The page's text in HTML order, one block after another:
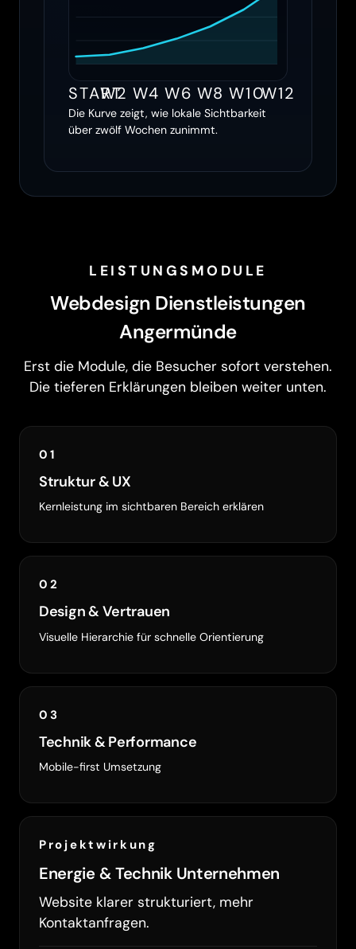
START
W2 W4 W6 W8 W10W12
Die Kurve zeigt, wie lokale Sichtbarkeit
über zwölf Wochen zunimmt.
LEISTUNGSMODULE
Webdesign Dienstleistungen
Angermünde
Erst die Module, die Besucher sofort verstehen.
Die tieferen Erklärungen bleiben weiter unten.
01
Struktur & UX
Kernleistung im sichtbaren Bereich erklären
02
Design & Vertrauen
Visuelle Hierarchie für schnelle Orientierung
03
Technik & Performance
Mobile-first Umsetzung
Projektwirkung
Energie & Technik Unternehmen
Website klarer strukturiert, mehr
Kontaktanfragen.